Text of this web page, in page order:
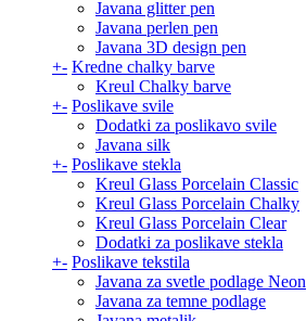
Javana glitter pen
Javana perlen pen
Javana 3D design pen
+- Kredne chalky barve
Kreul Chalky barve
+- Poslikave svile
Dodatki za poslikavo svile
Javana silk
+- Poslikave stekla
Kreul Glass Porcelain Classic
Kreul Glass Porcelain Chalky
Kreul Glass Porcelain Clear
Dodatki za poslikave stekla
+- Poslikave tekstila
Javana za svetle podlage Neon
Javana za temne podlage